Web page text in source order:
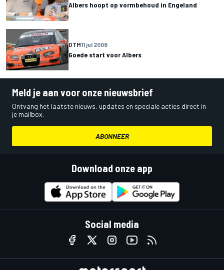
Albers hoopt op vormbehoud in Engeland
DTM11 jul 2008
Goede start voor Albers
Meld je aan voor onze nieuwsbrief
Ontvang het laatste nieuws, updates en speciale acties direct in
je mailbox.
ABONNEER
Download onze app
Social media